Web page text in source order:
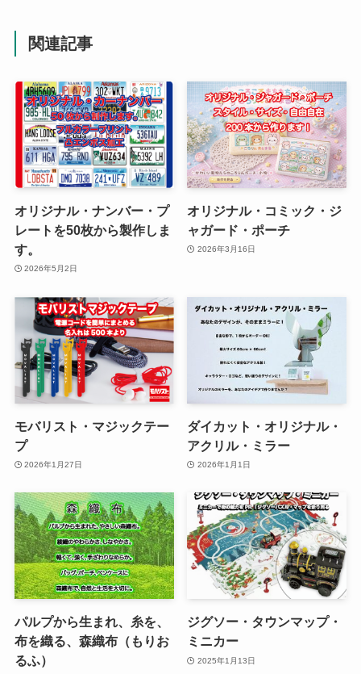
関連記事
オリジナル・ナンバー・プ
レートを50枚から製作しま
す。
2026年5月2日
オリジナル・コミック・ジ
ャガード・ポーチ
2026年3月16日
モバリスト・マジックテー
プ
2026年1月27日
ダイカット・オリジナル・
アクリル・ミラー
2026年1月1日
パルプから生まれ、糸を、
布を織る、森織布（もりお
るふ）
ジグソー・タウンマップ・
ミニカー
2025年1月13日